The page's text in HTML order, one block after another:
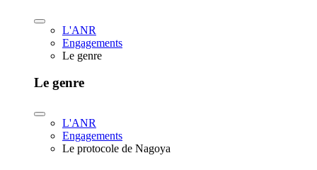
L'ANR
Engagements
Le genre
Le genre
L'ANR
Engagements
Le protocole de Nagoya